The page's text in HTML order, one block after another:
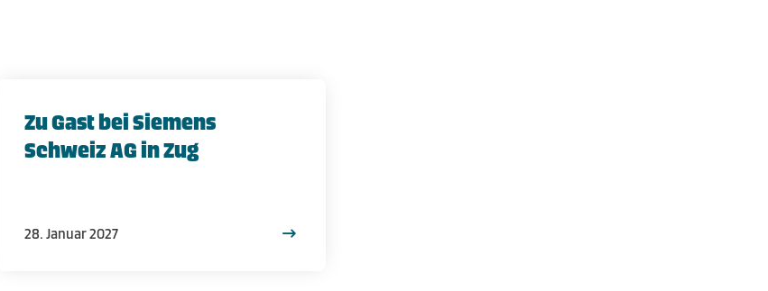
Zu Gast bei Siemens
Schweiz AG in Zug
28. Januar 2027